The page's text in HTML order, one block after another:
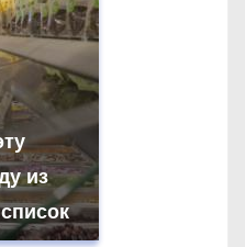
из